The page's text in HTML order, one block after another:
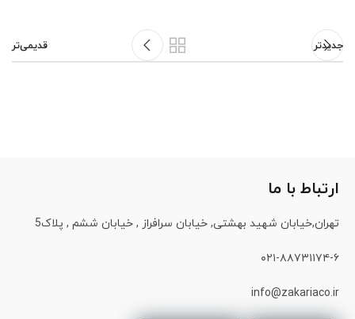
جدیدتر قدیمی‌تر
ارتباط با ما
تهران,خیابان شهید بهشتی, خیابان سرافراز , خیابان ششم , پلاک5
۰۲۱-۸۸۷۳۱۱۷۴-۶
info@zakariaco.ir